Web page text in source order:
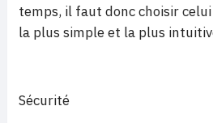
temps, il faut donc choisir
la plus simple et la plus
Sécurité